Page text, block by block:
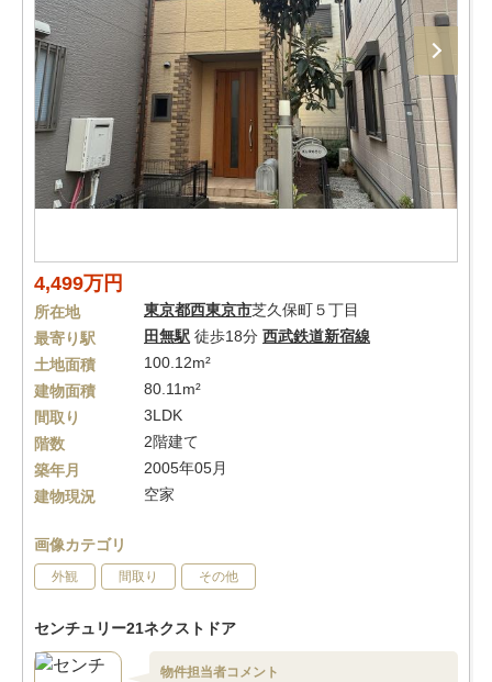
4,499万円
所在地 東京都西東京市芝久保町５丁目
最寄り駅
田無駅 徒歩18分 西武鉄道新宿線
土地面積
100.12m²
建物面積
80.11m²
間取り
3LDK
階数
2階建て
築年月
2005年05月
建物現況
空家
画像カテゴリ
外観 間取り その他
センチュリー21ネクストドア
物件担当者コメント